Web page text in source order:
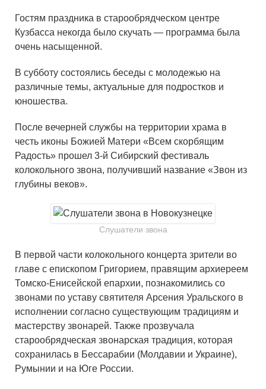
Гостям праздника в старообрядческом центре
Кузбасса некогда было скучать — программа была
очень насыщенной.
В субботу состоялись беседы с молодежью на
различные темы, актуальные для подростков и
юношества.
После вечерней службы на территории храма в
честь иконы Божией Матери «Всем скорбящим
Радость» прошел 3-й Сибирский фестиваль
колокольного звона, получивший название «Звон из
глубины веков».
Слушатели звона
В первой части колокольного концерта зрители во
главе с епископом Григорием, правящим архиереем
Томско-Енисейской епархии, познакомились со
звонами по уставу святителя Арсения Уральского в
исполнении согласно существующим традициям и
мастерству звонарей. Также прозвучала
старообрядческая звонарская традиция, которая
сохранилась в Бессарабии (Молдавии и Украине),
Румынии и на Юге России.